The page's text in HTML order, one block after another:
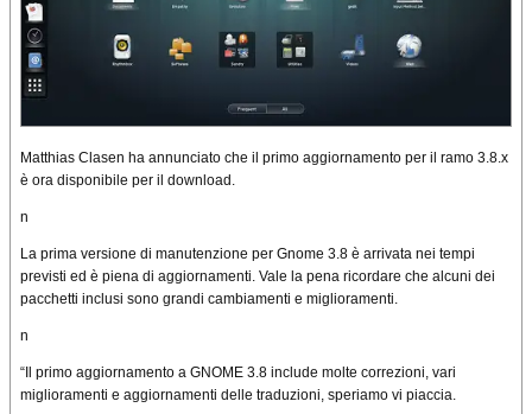
Matthias Clasen ha annunciato che il primo aggiornamento per il ramo 3.8.x
è ora disponibile per il download.
n
La prima versione di manutenzione per Gnome 3.8 è arrivata nei tempi
previsti ed è piena di aggiornamenti. Vale la pena ricordare che alcuni dei
pacchetti inclusi sono grandi cambiamenti e miglioramenti.
n
“Il primo aggiornamento a GNOME 3.8 include molte correzioni, vari
miglioramenti e aggiornamenti delle traduzioni, speriamo vi piaccia.